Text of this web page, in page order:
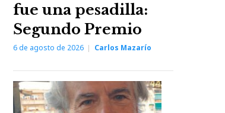
fue una pesadilla:
Segundo Premio
6 de agosto de 2026 Carlos Mazarío